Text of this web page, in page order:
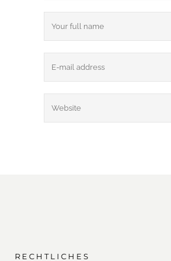
RECHTLICHES